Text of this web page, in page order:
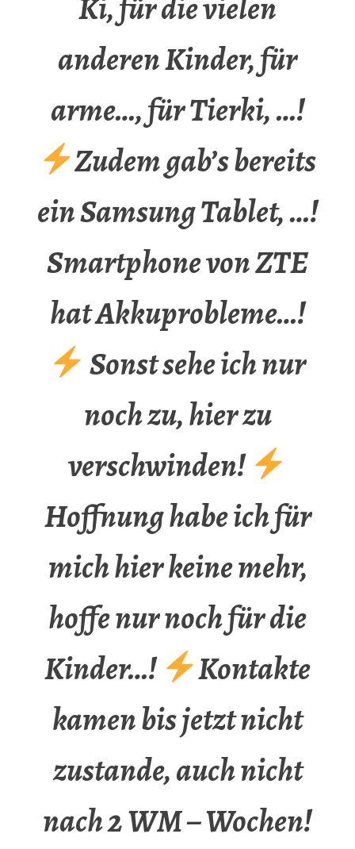
anderen Kinder, für
arme…, für Tierki, …!
Zudem gab’s bereits
ein Samsung Tablet, …!
Smartphone von ZTE
hat Akkuprobleme…!
Sonst sehe ich nur
noch zu, hier zu
verschwinden!
Hoffnung habe ich für
mich hier keine mehr,
hoffe nur noch für die
Kinder…!
Kontakte
kamen bis jetzt nicht
zustande, auch nicht
nach 2 WM – Wochen!